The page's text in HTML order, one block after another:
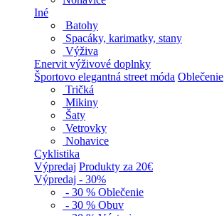
Iné
Batohy
Spacáky, karimatky, stany
Výživa
Enervit výživové doplnky
Športovo elegantná street móda Oblečenie
Tričká
Mikiny
Šaty
Vetrovky
Nohavice
Cyklistika
Výpredaj Produkty za 20€
Výpredaj - 30%
- 30 % Oblečenie
- 30 % Obuv